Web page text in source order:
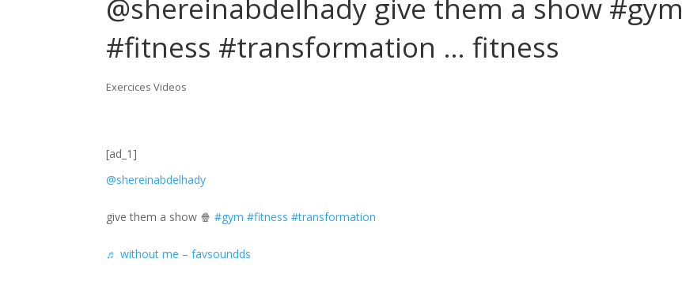
@shereinabdelhady give them a show #gym
#fitness #transformation … fitness
Exercices Videos
[ad_1]
@shereinabdelhady
give them a show 🍿#gym #fitness #transformation
♬ without me – favsoundds